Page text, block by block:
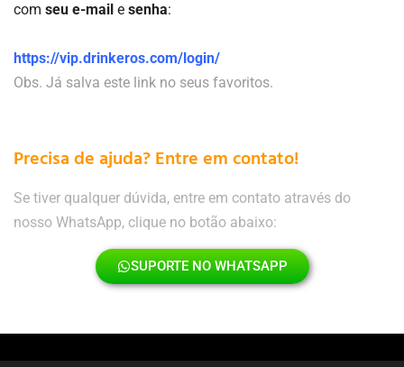
com seu e-mail e senha:
https://vip.drinkeros.com/login/
Obs. Já salva este link no seus favoritos.
Precisa de ajuda? Entre em contato!
Se tiver qualquer dúvida, entre em contato através do
nosso WhatsApp, clique no botão abaixo:
SUPORTE NO WHATSAPP